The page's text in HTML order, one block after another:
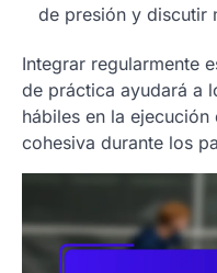
de presión y discutir
Integrar regularmente
de práctica ayudará a
hábiles en la
cohesiva durante los